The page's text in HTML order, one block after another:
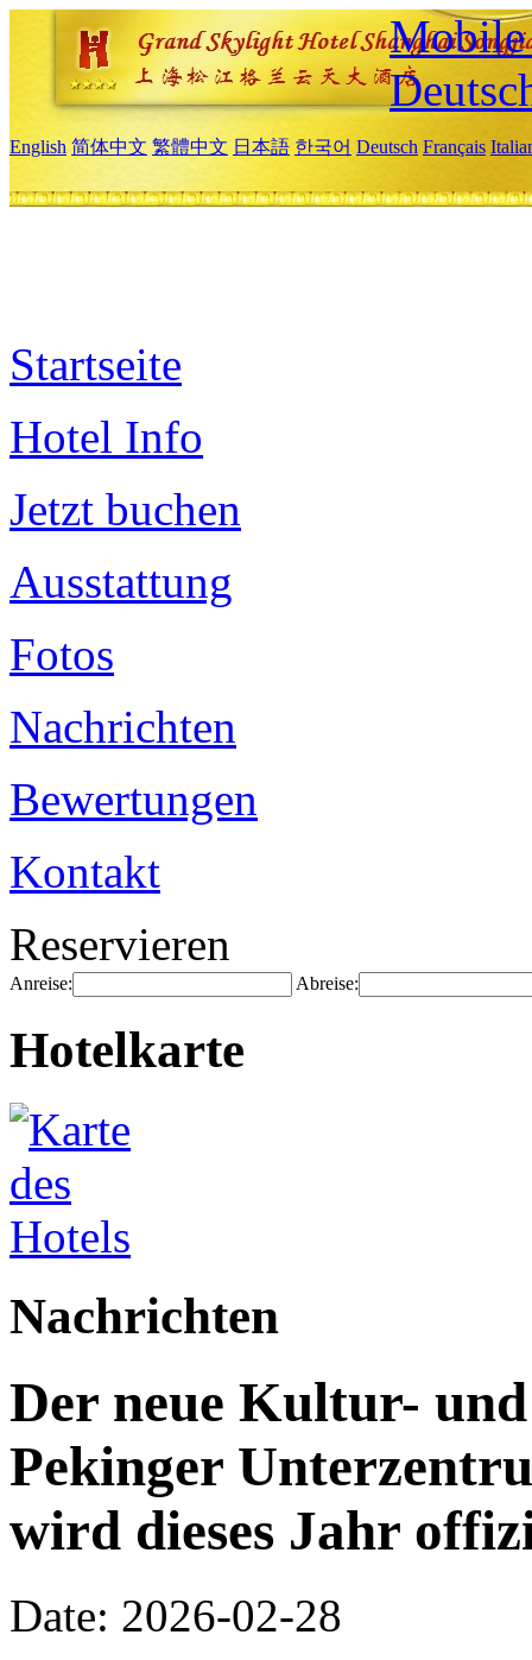
Mobile
English 简体中文 繁體中文 日本語 한국어 Deutsch Français
Startseite
Hotel Info
Jetzt buchen
Ausstattung
Fotos
Nachrichten
Bewertungen
Kontakt
Reservieren
Anreise: Abreise:
Hotelkarte
Nachrichten
Der neue Kultur-
Pekinger
wird dieses Jahr
Date: 2026-02-28